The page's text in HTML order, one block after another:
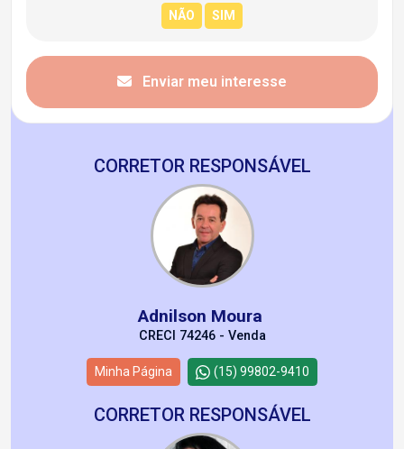
Enviar meu interesse
CORRETOR RESPONSÁVEL
Adnilson Moura
CRECI 74246 - Venda
Minha Página (15) 99802-9410
CORRETOR RESPONSÁVEL